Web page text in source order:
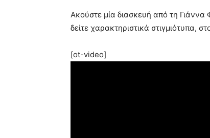
Ακούστε μία διασκευή από τη
δείτε χαρακτηριστικά στιγμιότυπα,
[ot-video]